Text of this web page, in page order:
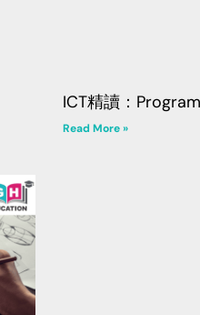
ICT精讀：
Read More »